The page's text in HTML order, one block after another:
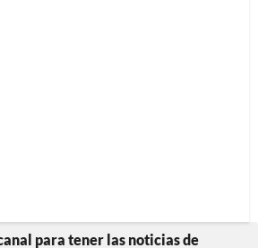
para tener las noticias de